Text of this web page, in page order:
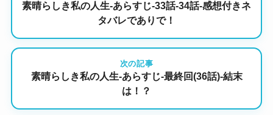
素晴らしき私の人生-あらすじ-33話-34話-感想付きネ
タバレでありで！
次の記事
素晴らしき私の人生-あらすじ-最終回(36話)-結末
は！？